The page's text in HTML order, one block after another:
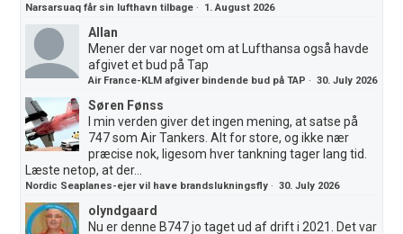
Narsarsuaq får sin lufthavn tilbage · 1. August 2026
Allan
Mener der var noget om at Lufthansa også havde
afgivet et bud på Tap
Air France-KLM afgiver bindende bud på TAP ·30. July 2026
Søren Fønss
I min verden giver det ingen mening, at satse på
747 som Air Tankers. Alt for store, og ikke nær
præcise nok, ligesom hver tankning tager lang tid.
Læste netop, at der...
Nordic Seaplanes-ejer vil have brandslukningsfly ·30. July 2026
olyndgaard
Nu er denne B747 jo taget ud af drift i 2021. Det var